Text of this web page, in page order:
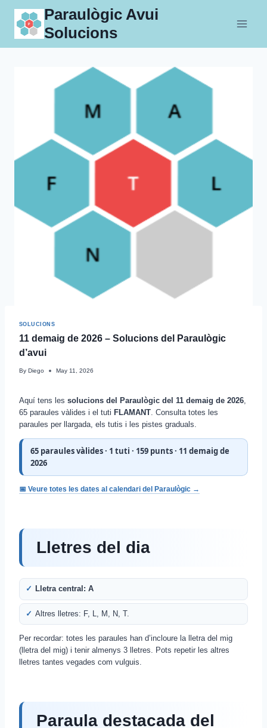
content
Paraulògic Avui
Solucions
SOLUCIONS
11 demaig de 2026 – Solucions del Paraulògic
d’avui
By Diego May 11, 2026
Aquí tens les solucions del Paraulògic del 11 demaig de 2026
65 paraules vàlides i el tuti FLAMANT . Consulta totes les
paraules per llargada, els tutis i les pistes graduals.
65 paraules vàlides · 1 tuti · 159 punts · 11 demaig de
2026
📅 Veure totes les dates al calendari del Paraulògic →
Lletres del dia
Lletra central: A
Altres lletres: F, L, M, N, T.
Per recordar: totes les paraules han d’incloure la lletra del mig
(lletra del mig) i tenir almenys 3 lletres. Pots repetir les altres
lletres tantes vegades com vulguis.
Paraula destacada del